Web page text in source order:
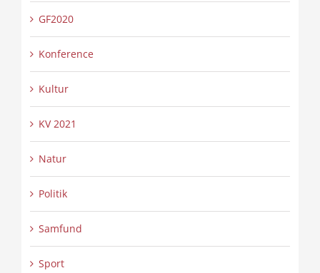
GF2020
Konference
Kultur
KV 2021
Natur
Politik
Samfund
Sport